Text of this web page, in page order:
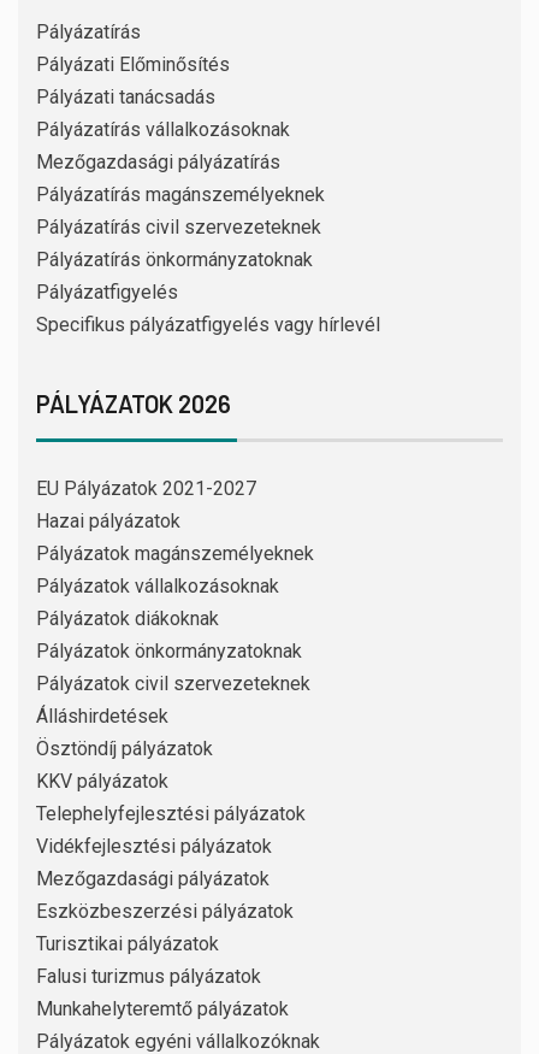
Pályázatírás
Pályázati Előminősítés
Pályázati tanácsadás
Pályázatírás vállalkozásoknak
Mezőgazdasági pályázatírás
Pályázatírás magánszemélyeknek
Pályázatírás civil szervezeteknek
Pályázatírás önkormányzatoknak
Pályázatfigyelés
Specifikus pályázatfigyelés vagy hírlevél
PÁLYÁZATOK 2026
EU Pályázatok 2021-2027
Hazai pályázatok
Pályázatok magánszemélyeknek
Pályázatok vállalkozásoknak
Pályázatok diákoknak
Pályázatok önkormányzatoknak
Pályázatok civil szervezeteknek
Álláshirdetések
Ösztöndíj pályázatok
KKV pályázatok
Telephelyfejlesztési pályázatok
Vidékfejlesztési pályázatok
Mezőgazdasági pályázatok
Eszközbeszerzési pályázatok
Turisztikai pályázatok
Falusi turizmus pályázatok
Munkahelyteremtő pályázatok
Pályázatok egyéni vállalkozóknak